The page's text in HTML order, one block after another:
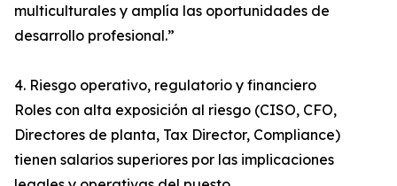
multiculturales y amplía las oportunidades de
desarrollo profesional.”
4. Riesgo operativo, regulatorio y financiero
Roles con alta exposición al riesgo (CISO, CFO,
Directores de planta, Tax Director, Compliance)
tienen salarios superiores por las implicaciones